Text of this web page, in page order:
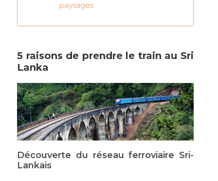
paysages
5 raisons de prendre le train au Sri
Lanka
Découverte du réseau ferroviaire Sri-
Lankais